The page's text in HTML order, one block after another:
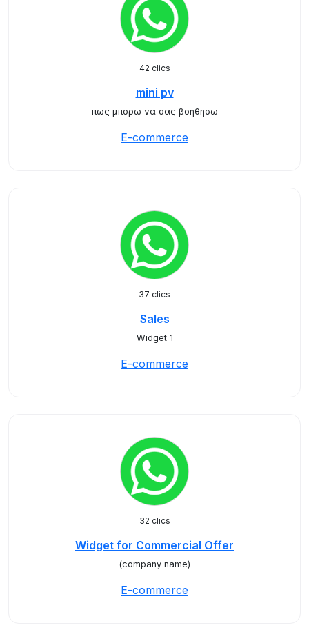
42 clics
mini pv
πως μπορω να σας βοηθησω
E-commerce
37 clics
Sales
Widget 1
E-commerce
32 clics
Widget for Commercial Offer
(company name)
E-commerce